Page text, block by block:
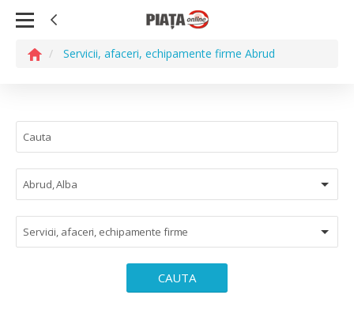
Servicii, afaceri, echipamente firme Abrud
Abrud, Alba
Servicii, afaceri, echipamente firme
CAUTA